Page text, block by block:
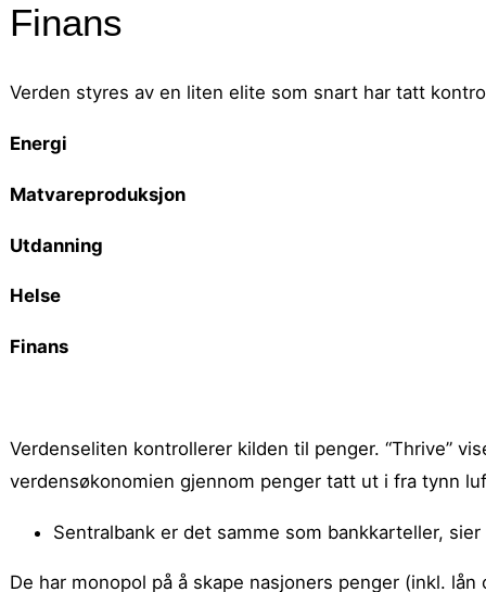
Finans
Verden styres av en liten elite som snart har tatt
Energi
Matvareproduksjon
Utdanning
Helse
Finans
Verdenseliten kontrollerer kilden til penger. “Thrive”
verdensøkonomien gjennom penger tatt ut i fra tynn
Sentralbank er det samme som bankkarteller,
De har monopol på å skape nasjoners penger (inkl.